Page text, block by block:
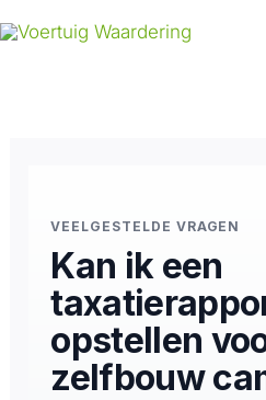
naar
VEELGESTELDE VRAGEN
Kan ik een
opstellen
zelfbouw